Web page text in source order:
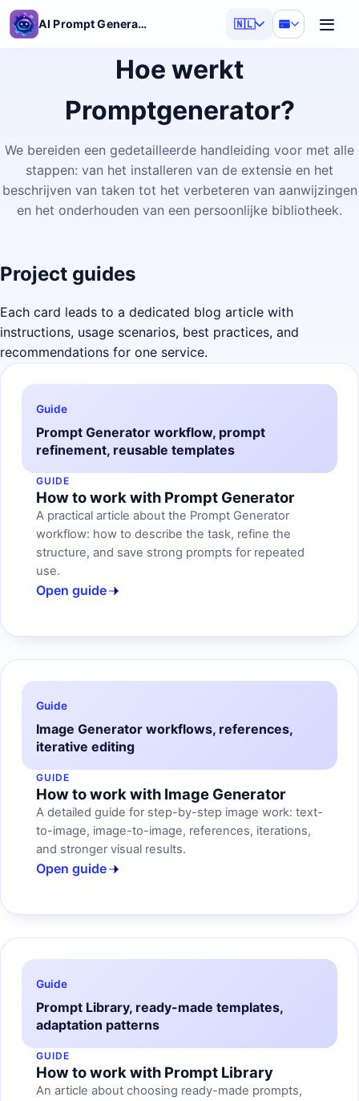
AI Prompt Generator 🇳🇱
Hoe werkt
Promptgenerator?
We bereiden een gedetailleerde handleiding voor met alle
stappen: van het installeren van de extensie en het
beschrijven van taken tot het verbeteren van aanwijzingen
en het onderhouden van een persoonlijke bibliotheek.
Project guides
Each card leads to a dedicated blog article with
instructions, usage scenarios, best practices, and
recommendations for one service.
Guide
Prompt Generator workflow, prompt
refinement, reusable templates
GUIDE
How to work with Prompt Generator
A practical article about the Prompt Generator
workflow: how to describe the task, refine the
structure, and save strong prompts for repeated
use.
Open guide
Guide
Image Generator workflows, references,
iterative editing
GUIDE
How to work with Image Generator
A detailed guide for step-by-step image work: text-
to-image, image-to-image, references, iterations,
and stronger visual results.
Open guide
Guide
Prompt Library, ready-made templates,
adaptation patterns
GUIDE
How to work with Prompt Library
An article about choosing ready-made prompts,